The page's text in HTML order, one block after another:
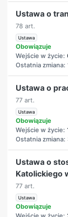
Ustawa o
78 art.
Ustawa
Obowiązuje
Wejście w życie:
Ostatnia zmiana:
Ustawa o
77 art.
Ustawa
Obowiązuje
Wejście w życie:
Ostatnia zmiana:
Ustawa o
Katolickiego
77 art.
Ustawa
Obowiązuje